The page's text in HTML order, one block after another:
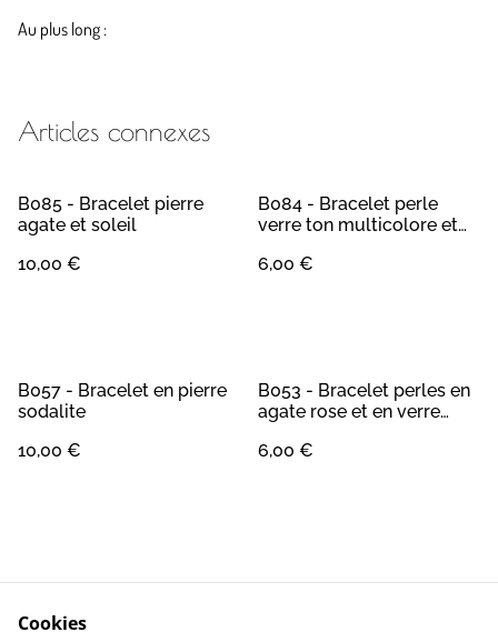
Au plus long :
Articles connexes
B085 - Bracelet pierre
agate et soleil
10,00 €
B084 - Bracelet perle
verre ton multicolore et
6,00 €
B057 - Bracelet en pierre
sodalite
10,00 €
B053 - Bracelet perles en
agate rose et en verre
6,00 €
Cookies